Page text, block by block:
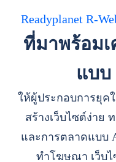
Readyplanet R-
ที่มาพร้อม
แบบ
ให้ผู้ประกอบการยุค
สร้างเว็บไซต์ง่าย
และการตลาดแบบ
ทำโฆษณา เว็บ